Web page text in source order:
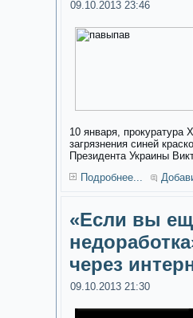
09.10.2013 23:46
10 января, прокуратура
загрязнения синей
Президента Украины
Подробнее...
«Если вы
через
09.10.2013 21:30